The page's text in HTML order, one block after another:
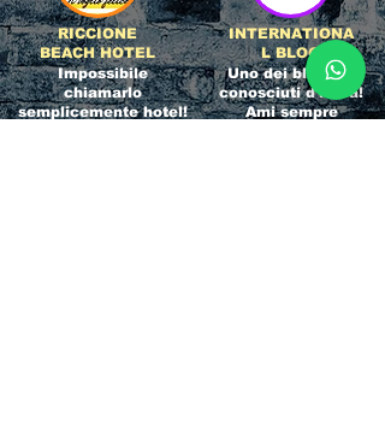
RICCIONE
BEACH HOTEL
Impossibile
chiamarlo
semplicemente hotel!
INTERNATIONA
L BLOG
Uno dei blog più
conosciuti d'italia!
Ami sempre